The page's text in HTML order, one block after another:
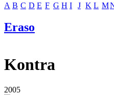
A B C D E F G H I J K L M
Eraso
Kontra
2005